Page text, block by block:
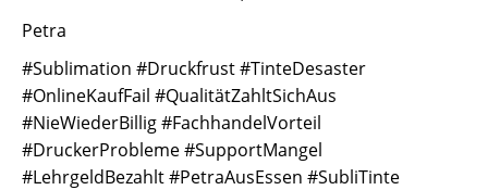
Petra
#Sublimation #Druckfrust #TinteDesaster
#OnlineKaufFail #QualitätZahltSichAus
#NieWiederBillig #FachhandelVorteil
#DruckerProbleme #SupportMangel
#LehrgeldBezahlt #PetraAusEssen #SubliTinte